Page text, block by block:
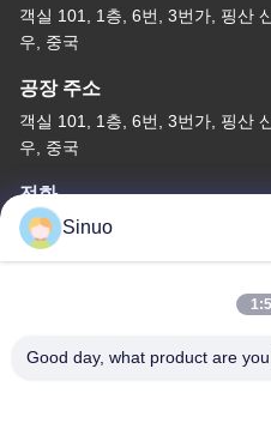
객실 101, 1층, 6번, 3번가, 핑산
우, 중국
공장 주소
객실 101, 1층, 6번, 3번가, 핑산
우, 중국
전화
+86--13527656435
중국 좋은 품질 전기 차량 시험
Sinuo
Good day, what product are